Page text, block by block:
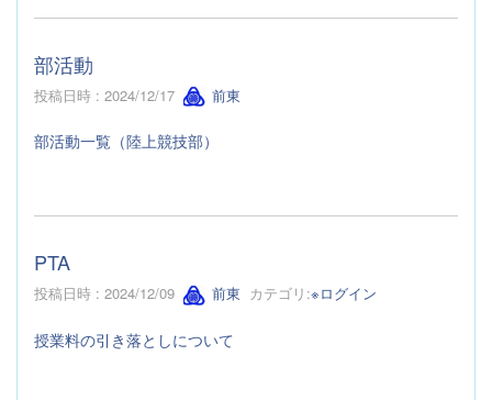
部活動
投稿日時 : 2024/12/17 前東
部活動一覧（陸上競技部）
PTA
投稿日時 : 2024/12/09 前東 カテゴリ:※ログイン
授業料の引き落としについて